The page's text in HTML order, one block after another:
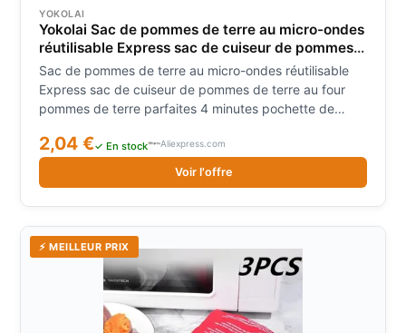
YOKOLAI
Yokolai Sac de pommes de terre au micro-ondes
réutilisable Express sac de cuiseur de pommes
de terre au four pommes de terre parfaites 4
minutes pochette de cuisson rouge
Sac de pommes de terre au micro-ondes réutilisable
Express sac de cuiseur de pommes de terre au four
pommes de terre parfaites 4 minutes pochette de
2,04 €✓ En stock Aliexpress.com
Voir l'offre
⚡ MEILLEUR PRIX